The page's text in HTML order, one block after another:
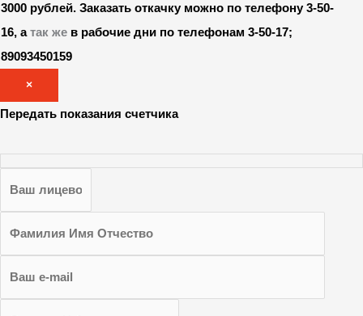
3000 рублей.Заказать откачку можно по телефону 3-50-
16, атак же в рабочие дни по телефонам 3-50-17;
89093450159
×
Передать показания счетчика